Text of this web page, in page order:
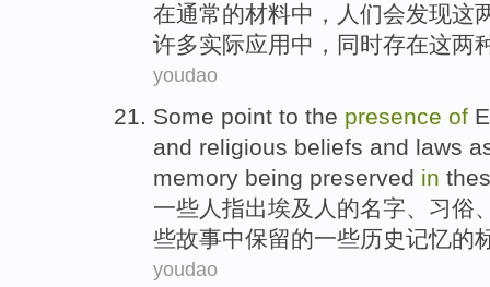
在通常的材料中， 人们会发现这
许多实际应用中， 同时存在这两
youdao
Some point to the presence of
and religious beliefs and laws
memory being preserved in
一些人 指出埃及人 的名字、 习俗
些故事中保留的一些历史记忆的
youdao